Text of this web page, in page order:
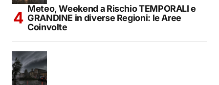
Meteo, Weekend a Rischio TEMPORALI e
GRANDINE in diverse Regioni: le Aree
Coinvolte